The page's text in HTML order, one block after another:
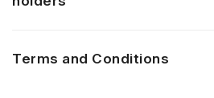
Terms and Conditions